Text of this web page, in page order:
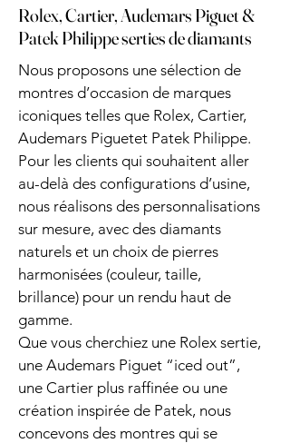
Rolex, Cartier, Audemars Piguet &
Patek Philippe serties de diamants
Nous proposons une sélection de
montres d’occasion de marques
iconiques telles que Rolex, Cartier,
Audemars Piguetet Patek Philippe.
Pour les clients qui souhaitent aller
au-delà des configurations d’usine,
nous réalisons des personnalisations
sur mesure, avec des diamants
naturels et un choix de pierres
harmonisées (couleur, taille,
brillance) pour un rendu haut de
gamme.
Que vous cherchiez une Rolex sertie,
une Audemars Piguet “iced out”,
une Cartier plus raffinée ou une
création inspirée de Patek, nous
concevons des montres qui se